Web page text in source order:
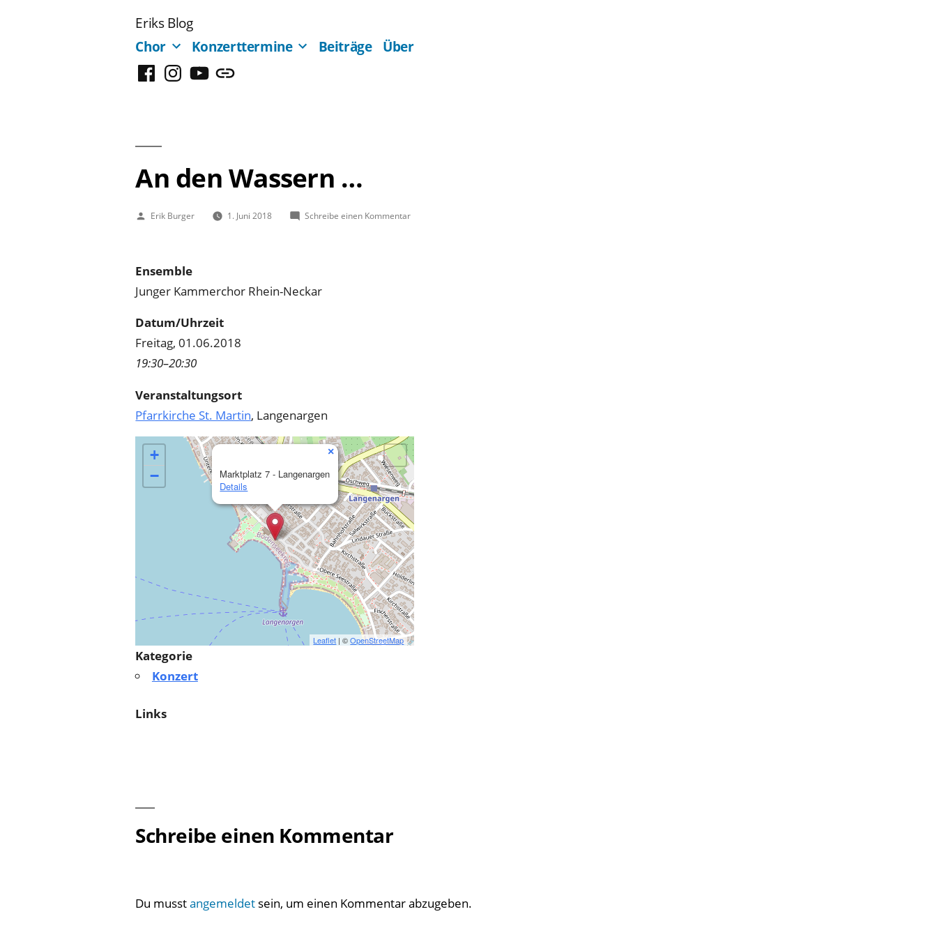
Eriks Blog
Chor
Konzerttermine Beiträge Über
FacebookInstagram
YouTubeMastodon
An den Wassern …
Veröffentlicht
Erik Burger 1. Juni 2018 Schreibe einen Kommentarzu
Ensemble
Junger Kammerchor Rhein-Neckar
Datum/Uhrzeit
Freitag, 01.06.2018
19:30–20:30
Veranstaltungsort
Pfarrkirche St. Martin, Langenargen
Marktplatz 7 - Langenargen
Details
×
+
−
Leaflet | ©OpenStreetMap
Kategorie
Konzert
Links
Schreibe einen Kommentar
Du musstangemeldet sein, um einen Kommentar abzugeben.